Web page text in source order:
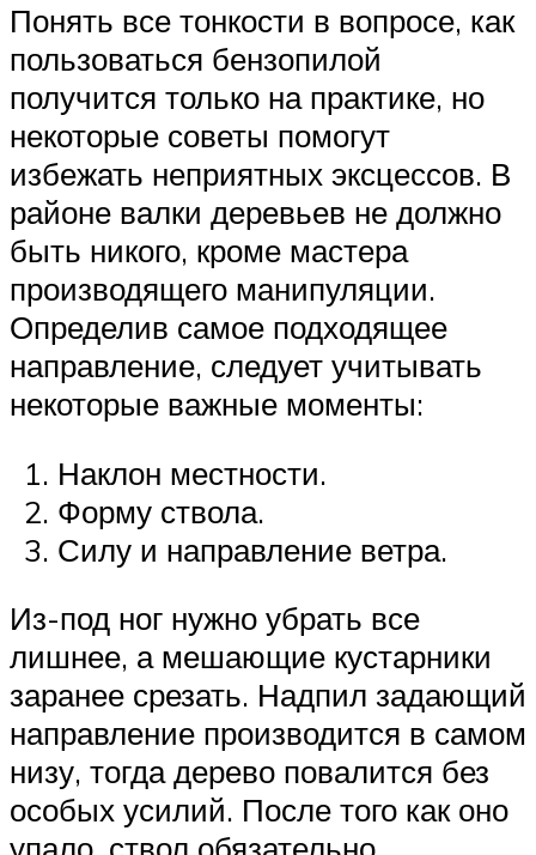
Понять все тонкости в вопросе, как
пользоваться бензопилой
получится только на практике, но
некоторые советы помогут
избежать неприятных эксцессов. В
районе валки деревьев не должно
быть никого, кроме мастера
производящего манипуляции.
Определив самое подходящее
направление, следует учитывать
некоторые важные моменты:
Наклон местности.
Форму ствола.
Силу и направление ветра.
Из-под ног нужно убрать все
лишнее, а мешающие кустарники
заранее срезать. Надпил задающий
направление производится в самом
низу, тогда дерево повалится без
особых усилий. После того как оно